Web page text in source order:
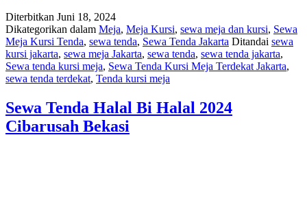
Diterbitkan Juni 18, 2024
Dikategorikan dalam Meja, Meja Kursi, sewa meja dan kursi, Sewa
Meja Kursi Tenda, sewa tenda, Sewa Tenda Jakarta Ditandai sewa
kursi jakarta, sewa meja Jakarta, sewa tenda, sewa tenda jakarta,
Sewa tenda kursi meja, Sewa Tenda Kursi Meja Terdekat Jakarta,
sewa tenda terdekat, Tenda kursi meja
Sewa Tenda Halal Bi Halal 2024
Cibarusah Bekasi